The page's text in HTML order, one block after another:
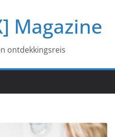
Magazine
ontdekkingsreis